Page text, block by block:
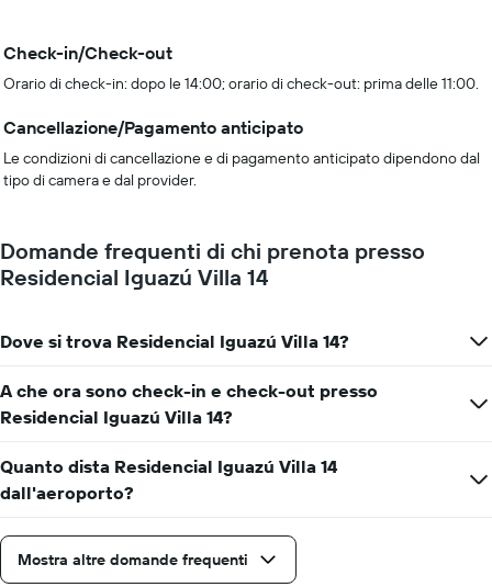
Check-in/Check-out
Orario di check-in: dopo le 14:00; orario di check-out: prima delle 11:00.
Cancellazione/Pagamento anticipato
Le condizioni di cancellazione e di pagamento anticipato dipendono dal
tipo di camera e dal provider.
Domande frequenti di chi prenota presso
Residencial Iguazú Villa 14
Dove si trova Residencial Iguazú Villa 14?
A che ora sono check-in e check-out presso
Residencial Iguazú Villa 14?
Quanto dista Residencial Iguazú Villa 14
dall'aeroporto?
Mostra altre domande frequenti